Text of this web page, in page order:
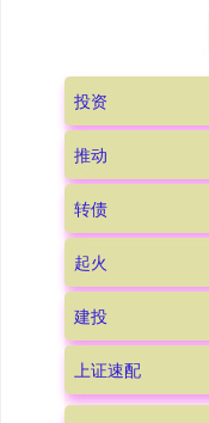
投资
推动
转债
起火
建投
上证速配